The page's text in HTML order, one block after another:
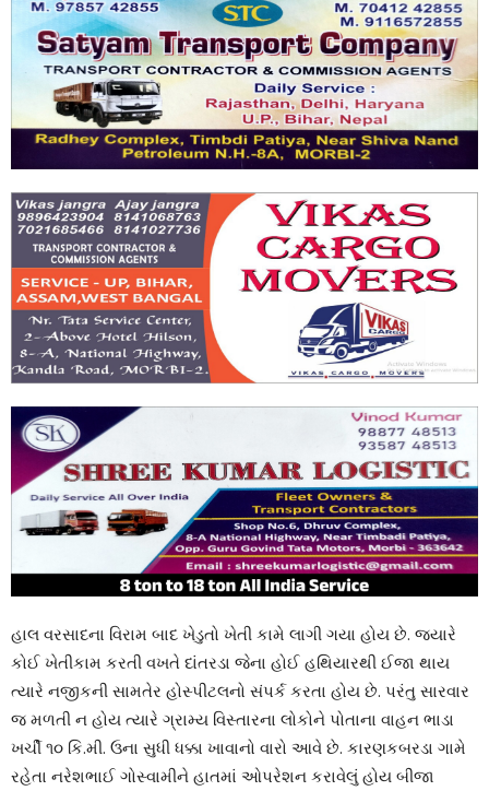
હાલ વરસાદના વિરામ બાદ ખેડુતો ખેતી કામે લાગી ગયા હોય છે. જયારે
કોઈ ખેતીકામ કરતી વખતે દાંતરડા જેના હોઈ હથિયારથી ઈજા થાય
ત્યારે નજીકની સામતેર હોસ્પીટલનો સંપર્ક કરતા હોય છે. પરંતુ સારવાર
જ મળતી ન હોય ત્યારે ગ્રામ્ય વિસ્તારના લોકોને પોતાના વાહન ભાડા
ખર્ચી ૧૦ કિ.મી. ઉના સુધી ધક્કા ખાવાનો વારો આવે છે. કારણકબરડા ગામે
રહેતા નરેશભાઈ ગોસ્વામીને હાતમાં ઓપરેશન કરાવેલું હોય બીજા